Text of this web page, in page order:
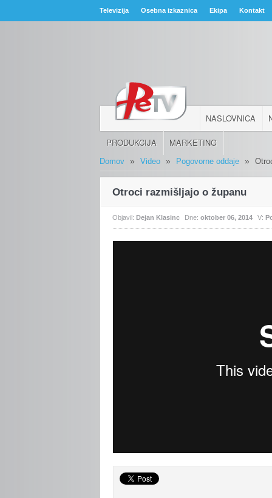
Televizija Osebna izkaznica Ekipa Kontakt
NASLOVNICA
PRODUKCIJA MARKETING
Domov » Video » Pogovorne oddaje »
Otroci razmišljajo o županu
Objavil:Dejan Klasinc Dne:oktober 06, 2014 V: